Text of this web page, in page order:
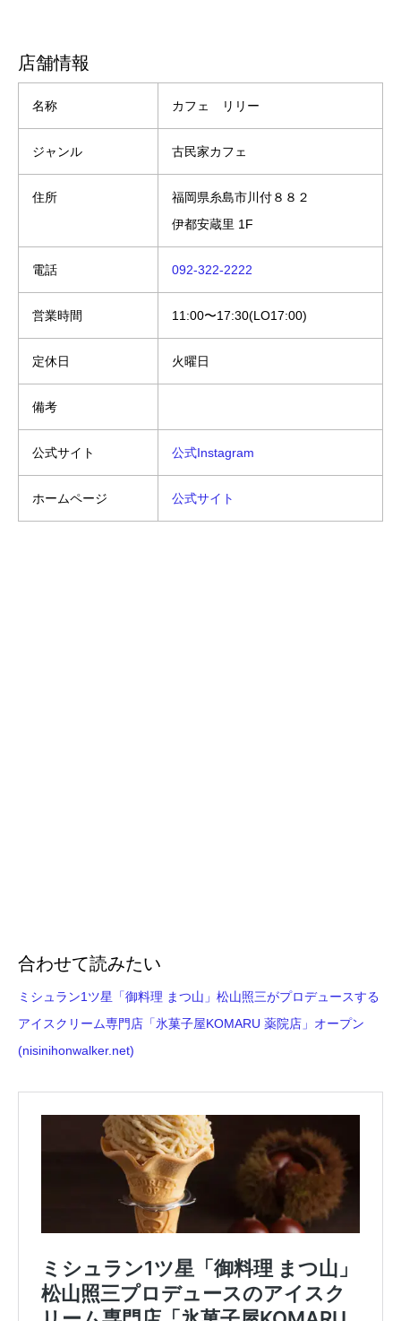
店舗情報
名称 カフェ リリー
ジャンル 古民家カフェ
住所
福岡県糸島市川付８８２
伊都安蔵里 1F
電話 092-322-2222
営業時間 11:00〜17:30(LO17:00)
定休日 火曜日
備考
公式サイト 公式Instagram
ホームページ 公式サイト
合わせて読みたい
ミシュラン1ツ星「御料理 まつ山」松山照三がプロデュースする
アイスクリーム専門店「氷菓子屋KOMARU 薬院店」オープン
(nisinihonwalker.net)